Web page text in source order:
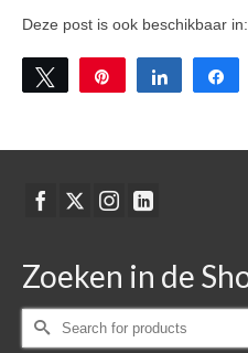
Deze post is ook beschikbaar in:
Twittear Compartir
Zoeken in de
Buscar